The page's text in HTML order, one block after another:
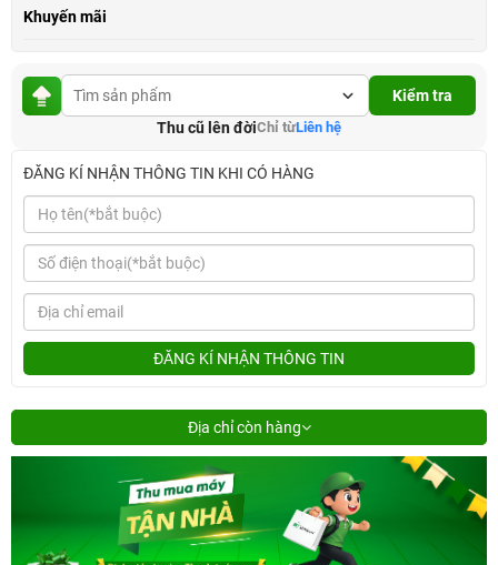
Khuyến mãi
Kiểm tra
Thu cũ lên đờiChỉ từLiên hệ
ĐĂNG KÍ NHẬN THÔNG TIN KHI CÓ HÀNG
ĐĂNG KÍ NHẬN THÔNG TIN
Địa chỉ còn hàng